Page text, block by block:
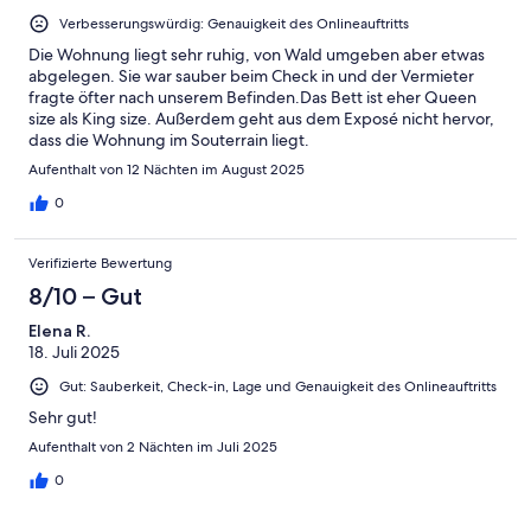
Verbesserungswürdig: Genauigkeit des Onlineauftritts
Die Wohnung liegt sehr ruhig, von Wald umgeben aber etwas
abgelegen. Sie war sauber beim Check in und der Vermieter
fragte öfter nach unserem Befinden.Das Bett ist eher Queen
size als King size. Außerdem geht aus dem Exposé nicht hervor,
dass die Wohnung im Souterrain liegt.
Aufenthalt von 12 Nächten im August 2025
0
Verifizierte Bewertung
8/10 – Gut
Elena R.
18. Juli 2025
Gut: Sauberkeit, Check-in, Lage und Genauigkeit des Onlineauftritts
Sehr gut!
Aufenthalt von 2 Nächten im Juli 2025
0